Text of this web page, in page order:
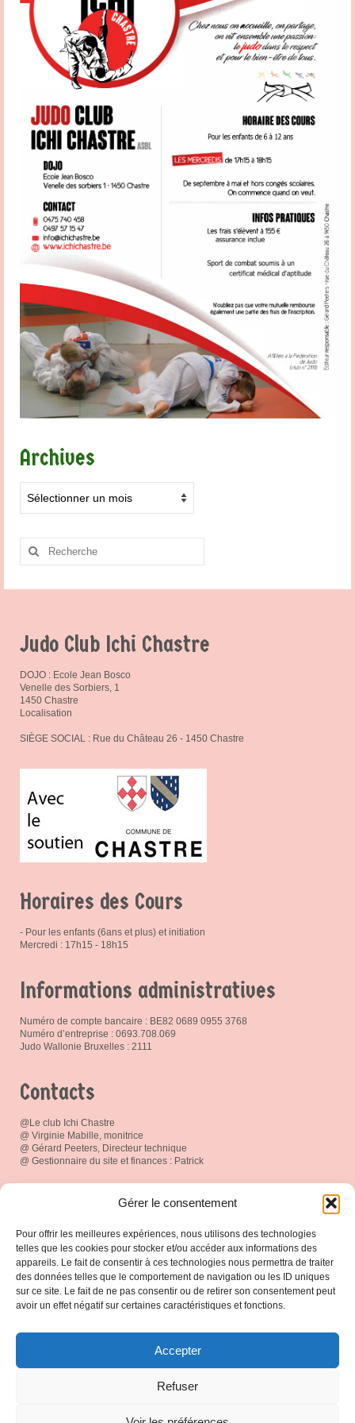
Gérer le consentement
Pour offrir les meilleures expériences, nous utilisons des technologies
telles que les cookies pour stocker et/ou accéder aux informations des
appareils. Le fait de consentir à ces technologies nous permettra de traiter
des données telles que le comportement de navigation ou les ID uniques
sur ce site. Le fait de ne pas consentir ou de retirer son consentement peut
avoir un effet négatif sur certaines caractéristiques et fonctions.
Accepter
Refuser
Hamande Partagez la page
Archives
Rechercher
Judo Club Ichi Chastre
DOJO : Ecole Jean Bosco
Venelle des Sorbiers, 1
1450 Chastre
Localisation
SIÈGE SOCIAL : Rue du Château 26 - 1450 Chastre
Horaires des Cours
- Pour les enfants (6ans et plus) et initiation
Mercredi : 17h15 - 18h15
Informations administratives
Numéro de compte bancaire : BE82 0689 0955 3768
Numéro d’entreprise : 0693.708.069
Judo Wallonie Bruxelles : 2111
Contacts
@Le club Ichi Chastre
@ Virginie Mabille, monitrice
@ Gérard Peeters, Directeur technique
@ Gestionnaire du site et finances : Patrick
Réseau social
Espace Membres
Protection de vos données